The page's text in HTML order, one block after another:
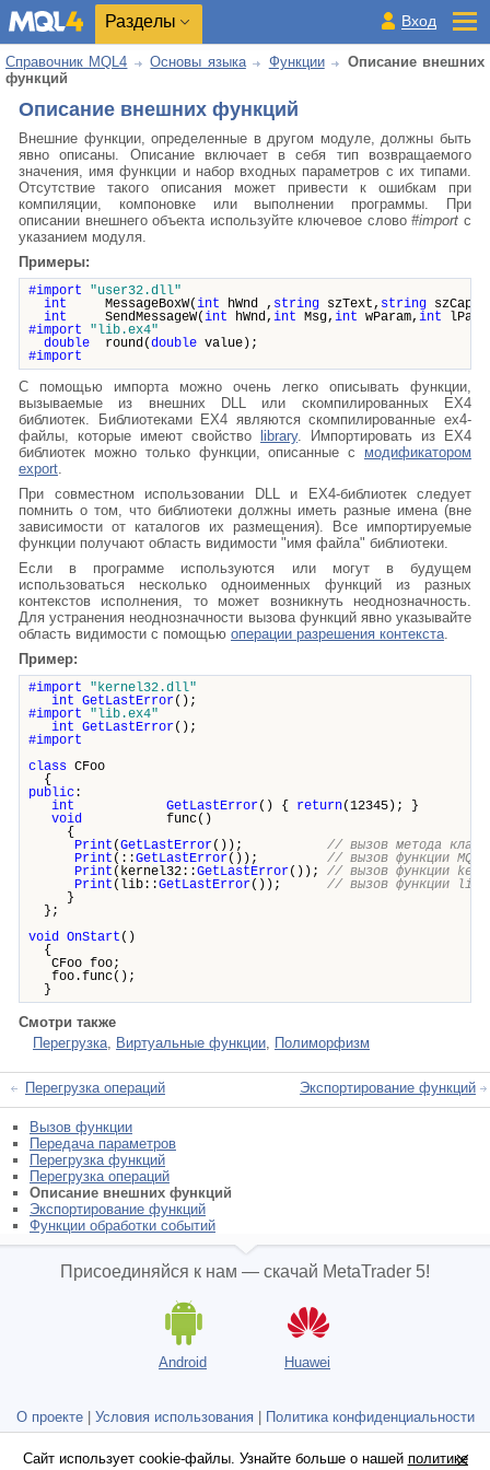
Разделы Вход
Справочник MQL4 Основы языка Функции
Описание внешних
функций
Описание внешних функций
Внешние функции, определенные в другом модуле, должны быть
явно описаны. Описание включает в себя тип возвращаемого
значения, имя функции и набор входных параметров с их типами.
Отсутствие такого описания может привести к ошибкам при
компиляции, компоновке или выполнении программы. При
описании внешнего объекта используйте ключевое слово#import с
указанием модуля.
Примеры:
#import
"user32.dll"
int MessageBoxW(int hWnd , string szText, string
int SendMessageW(int hWnd, int Msg, int wParam, int
#import
"lib.ex4"
double round(double value);
#import
С помощью импорта можно очень легко описывать функции,
вызываемые из внешних DLL или скомпилированных EX4
библиотек. Библиотеками EX4 являются скомпилированные ex4-
файлы, которые имеют свойство
library. Импортировать из EX4
библиотек можно только функции, описанные с модификатором
export.
При совместном использовании DLL и EX4-библиотек следует
помнить о том, что библиотеки должны иметь разные имена (вне
зависимости от каталогов их размещения). Все импортируемые
функции получают область видимости "имя файла" библиотеки.
Если в программе используются или могут в будущем
использоваться несколько одноименных функций из разных
контекстов исполнения, то может возникнуть неоднозначность.
Для устранения неоднозначности вызова функций явно указывайте
область видимости с помощью операции разрешения контекста.
Пример:
#import
"kernel32.dll"
int GetLastError();
#import
"lib.ex4"
int GetLastError();
#import
class CFoo
{
public:
int
GetLastError() { return(12345); }
void func()
{
Print (GetLastError()); // вызов метода
Print (::GetLastError()); // вызов функции MQL4
Print (kernel32::GetLastError()); // вызов функции
Print (lib::GetLastError()); // вызов функции
}
};
void OnStart ()
{
CFoo foo;
foo.func();
}
Смотри также
Перегрузка, Виртуальные функции, Полиморфизм
Перегрузка операций Экспортирование функций
Вызов функции
Передача параметров
Перегрузка функций
Перегрузка операций
Описание внешних функций
Экспортирование функций
Функции обработки событий
Присоединяйся к нам — скачай MetaTrader 5!
Android Huawei
О проекте| Условия использования|
Политика конфиденциальности
и защиты данных
Не является брокером, нет реальных торговых счетов
Сайт использует cookie-файлы. Узнайте больше о нашей политике
Сайт использует cookie-файлы. Узнайте больше о нашей политике